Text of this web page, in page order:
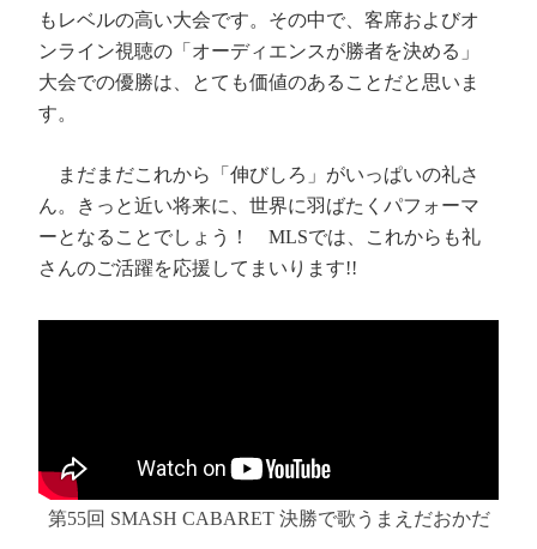
もレベルの高い大会です。その中で、客席およびオ
ンライン視聴の「オーディエンスが勝者を決める」
大会での優勝は、とても価値のあることだと思いま
す。
まだまだこれから「伸びしろ」がいっぱいの礼さ
ん。きっと近い将来に、世界に羽ばたくパフォーマ
ーとなることでしょう！ MLSでは、これからも礼
さんのご活躍を応援してまいります!!
第55回 SMASH CABARET 決勝で歌うまえだおかだ